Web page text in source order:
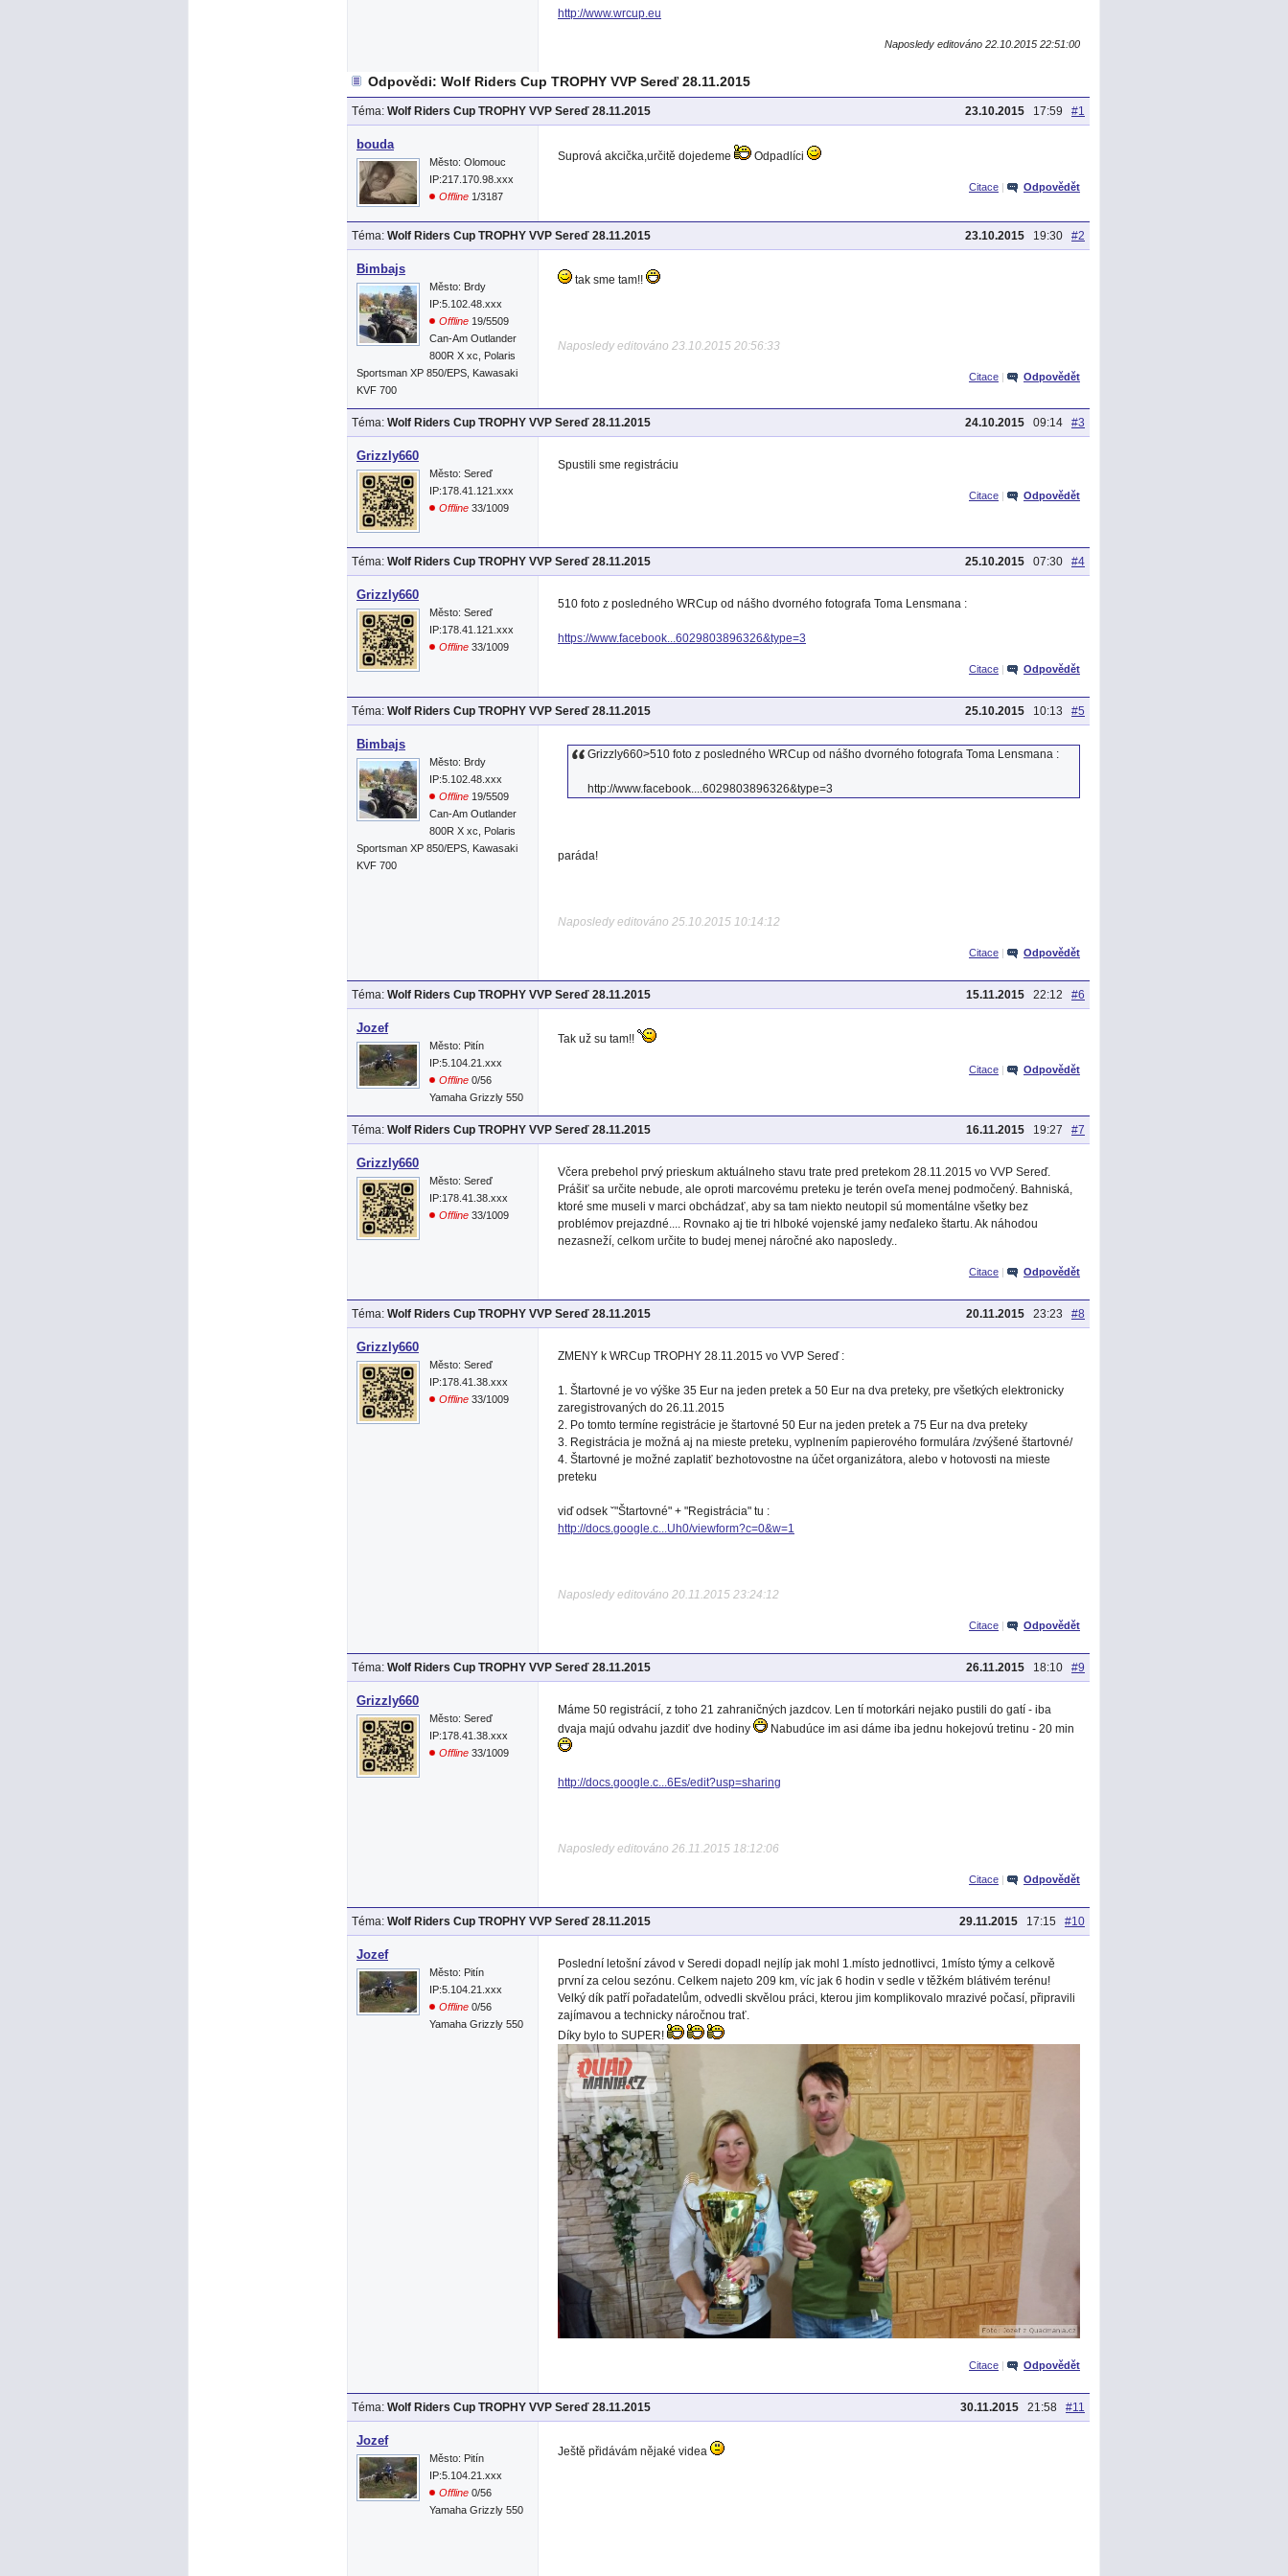
http://www.wrcup.eu
Naposledy editováno 22.10.2015 22:51:00
Odpovědi: Wolf Riders Cup TROPHY VVP Sereď 28.11.2015
23.10.2015 17:59 #1
Téma: Wolf Riders Cup TROPHY VVP Sereď 28.11.2015
bouda
Město: Olomouc
IP:217.170.98.xxx
Offline 1/3187
Suprová akcička,určitě dojedeme Odpadlíci
Citace | Odpovědět
23.10.2015 19:30 #2
Téma: Wolf Riders Cup TROPHY VVP Sereď 28.11.2015
Bimbajs
Město: Brdy
IP:5.102.48.xxx
Offline 19/5509
Can-Am Outlander
800R X xc, Polaris
Sportsman XP 850/EPS, Kawasaki
KVF 700
tak sme tam!!
Naposledy editováno 23.10.2015 20:56:33
Citace | Odpovědět
24.10.2015 09:14 #3
Téma: Wolf Riders Cup TROPHY VVP Sereď 28.11.2015
Grizzly660
Město: Sereď
IP:178.41.121.xxx
Offline 33/1009
Spustili sme registráciu
Citace | Odpovědět
25.10.2015 07:30 #4
Téma: Wolf Riders Cup TROPHY VVP Sereď 28.11.2015
Grizzly660
Město: Sereď
IP:178.41.121.xxx
Offline 33/1009
510 foto z posledného WRCup od nášho dvorného fotografa Toma Lensmana :
https://www.facebook...6029803896326&type=3
Citace | Odpovědět
25.10.2015 10:13 #5
Téma: Wolf Riders Cup TROPHY VVP Sereď 28.11.2015
Bimbajs
Město: Brdy
IP:5.102.48.xxx
Offline 19/5509
Can-Am Outlander
800R X xc, Polaris
Sportsman XP 850/EPS, Kawasaki
KVF 700
Grizzly660>510 foto z posledného WRCup od nášho dvorného fotografa Toma Lensmana :
http://www.facebook....6029803896326&type=3
paráda!
Naposledy editováno 25.10.2015 10:14:12
Citace | Odpovědět
15.11.2015 22:12 #6
Téma: Wolf Riders Cup TROPHY VVP Sereď 28.11.2015
Jozef
Město: Pitín
IP:5.104.21.xxx
Offline 0/56
Yamaha Grizzly 550
Tak už su tam!!
Citace | Odpovědět
16.11.2015 19:27 #7
Téma: Wolf Riders Cup TROPHY VVP Sereď 28.11.2015
Grizzly660
Město: Sereď
IP:178.41.38.xxx
Offline 33/1009
Včera prebehol prvý prieskum aktuálneho stavu trate pred pretekom 28.11.2015 vo VVP Sereď.
Prášiť sa určite nebude, ale oproti marcovému preteku je terén oveľa menej podmočený. Bahniská,
ktoré sme museli v marci obchádzať, aby sa tam niekto neutopil sú momentálne všetky bez
problémov prejazdné.... Rovnako aj tie tri hlboké vojenské jamy neďaleko štartu. Ak náhodou
nezasneží, celkom určite to budej menej náročné ako naposledy..
Citace | Odpovědět
20.11.2015 23:23 #8
Téma: Wolf Riders Cup TROPHY VVP Sereď 28.11.2015
Grizzly660
Město: Sereď
IP:178.41.38.xxx
Offline 33/1009
ZMENY k WRCup TROPHY 28.11.2015 vo VVP Sereď :
1. Štartovné je vo výške 35 Eur na jeden pretek a 50 Eur na dva preteky, pre všetkých elektronicky
zaregistrovaných do 26.11.2015
2. Po tomto termíne registrácie je štartovné 50 Eur na jeden pretek a 75 Eur na dva preteky
3. Registrácia je možná aj na mieste preteku, vyplnením papierového formulára /zvýšené štartovné/
4. Štartovné je možné zaplatiť bezhotovostne na účet organizátora, alebo v hotovosti na mieste
preteku
viď odsek ˇ"Štartovné" + "Registrácia" tu :
http://docs.google.c...Uh0/viewform?c=0&w=1
Naposledy editováno 20.11.2015 23:24:12
Citace | Odpovědět
26.11.2015 18:10 #9
Téma: Wolf Riders Cup TROPHY VVP Sereď 28.11.2015
Grizzly660
Město: Sereď
IP:178.41.38.xxx
Offline 33/1009
Máme 50 registrácií, z toho 21 zahraničných jazdcov. Len tí motorkári nejako pustili do gatí - iba
dvaja majú odvahu jazdiť dve hodiny
Nabudúce im asi dáme iba jednu hokejovú tretinu - 20 min
http://docs.google.c...6Es/edit?usp=sharing
Naposledy editováno 26.11.2015 18:12:06
Citace | Odpovědět
29.11.2015 17:15 #10
Téma: Wolf Riders Cup TROPHY VVP Sereď 28.11.2015
Jozef
Město: Pitín
IP:5.104.21.xxx
Offline 0/56
Yamaha Grizzly 550
Poslední letošní závod v Seredi dopadl nejlíp jak mohl 1.místo jednotlivci, 1místo týmy a celkově
první za celou sezónu. Celkem najeto 209 km, víc jak 6 hodin v sedle v těžkém blátivém terénu!
Velký dík patří pořadatelům, odvedli skvělou práci, kterou jim komplikovalo mrazivé počasí, připravili
zajímavou a technicky náročnou trať.
Díky bylo to SUPER!
Citace | Odpovědět
30.11.2015 21:58 #11
Téma: Wolf Riders Cup TROPHY VVP Sereď 28.11.2015
Jozef
Město: Pitín
IP:5.104.21.xxx
Offline 0/56
Yamaha Grizzly 550
Ještě přidávám nějaké videa